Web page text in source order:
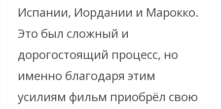
Испании, Иордании и Марокко.
Это был сложный и
дорогостоящий процесс, но
именно благодаря этим
усилиям фильм приобрёл свою